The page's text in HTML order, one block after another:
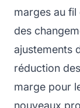
marges au fil
des
ajustements
réduction
marge pour
nouveaux